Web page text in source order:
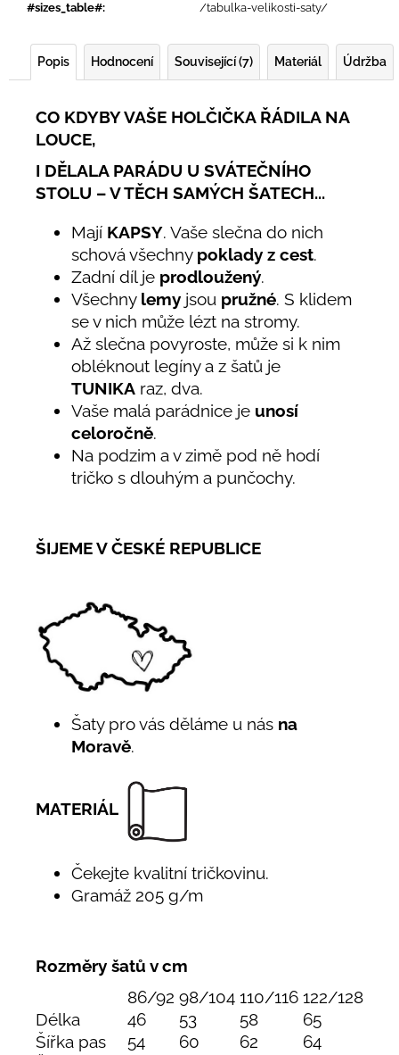
#sizes_table#: /tabulka-velikosti-saty/
Popis Hodnocení Související (7) Materiál Údržba
CO KDYBY VAŠE HOLČIČKA ŘÁDILA NA
LOUCE,
I DĚLALA PARÁDU U SVÁTEČNÍHO
STOLU – V TĚCH SAMÝCH ŠATECH...
Mají KAPSY. Vaše slečna do nich
schová všechny poklady z cest.
Zadní díl je prodloužený.
Všechny lemy jsou pružné. S klidem
se v nich může lézt na stromy.
Až slečna povyroste, může si k nim
obléknout legíny a z šatů je
TUNIKA raz, dva.
Vaše malá parádnice je unosí
celoročně.
Na podzim a v zimě pod ně hodí
tričko s dlouhým a punčochy.
ŠIJEME V ČESKÉ REPUBLICE
Šaty pro vás děláme u nás na
Moravě.
MATERIÁL
Čekejte kvalitní tričkovinu.
Gramáž 205 g/m
Rozměry šatů v cm
86/92 98/104 110/116 122/128
Délka
46 53 58
65
Šířka pas
54 60 62
64